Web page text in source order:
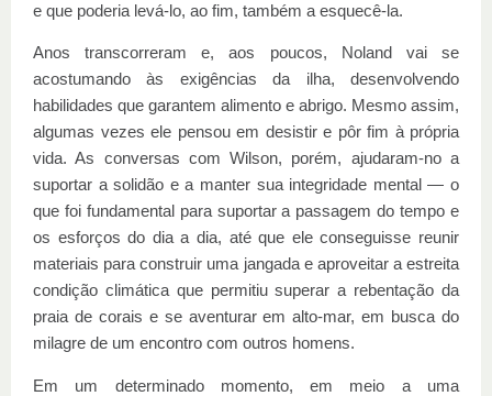
e que poderia levá-lo, ao fim, também a esquecê-la.
Anos transcorreram e, aos poucos, Noland vai se
acostumando às exigências da ilha, desenvolvendo
habilidades que garantem alimento e abrigo. Mesmo assim,
algumas vezes ele pensou em desistir e pôr fim à própria
vida. As conversas com Wilson, porém, ajudaram-no a
suportar a solidão e a manter sua integridade mental — o
que foi fundamental para suportar a passagem do tempo e
os esforços do dia a dia, até que ele conseguisse reunir
materiais para construir uma jangada e aproveitar a estreita
condição climática que permitiu superar a rebentação da
praia de corais e se aventurar em alto-mar, em busca do
milagre de um encontro com outros homens.
Em um determinado momento, em meio a uma